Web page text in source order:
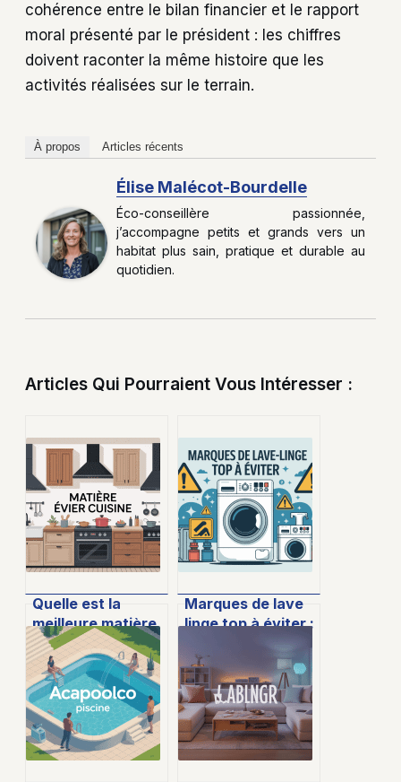
cohérence entre le bilan financier et le rapport
moral présenté par le président : les chiffres
doivent raconter la même histoire que les
activités réalisées sur le terrain.
À propos Articles récents
Élise Malécot-Bourdelle
Éco-conseillère passionnée,
j’accompagne petits et grands vers un
habitat plus sain, pratique et durable au
quotidien.
Articles Qui Pourraient Vous Intéresser :
Quelle est la
meilleure matière
pour un évier de
cuisine : le guide
complet
Marques de lave
linge top à éviter :
le guide pour ne
pas vous tromper